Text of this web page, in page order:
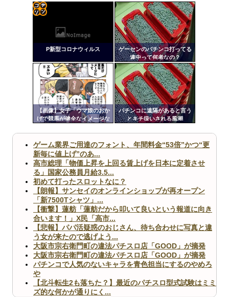
ますｗ」←これどうす...
【閲覧注意】俺が近くにいると機械が壊れるんだけどさ
【画像】ペプシコーラ社、「こういうのでいいんだよ」
な新商品を発売
Powered by livedoor 相互RSS
P新型コロナウィルス
ゲーセンのパチンコ打ってる
連中って何者なの？
【画像】女子「ウマ娘のおか
げで競馬が健全なイメージな
は？」
パチンコに遠隔があると言う
とキチ扱いされる風潮
定リ
ンク
自動
更新
ツー
ゲーム業界ご用達のフォント、年間料金“53倍”かつ“更
新毎に値上げ”のあ...
高市総理「物価上昇を上回る賃上げを日本に定着させ
る」国家公務員月給3.5...
初めて打ったスロットなに？
【朗報】サンセイのオンラインショップが再オープン
「新7500Tシャツ」...
【衝撃】蓮舫「蓮舫だから叩いて良いという報道に向き
合います！」X民「高市...
【悲報】パパ活疑惑のおじさん、待ち合わせに写真と違
う女が来たので逃げよう...
大阪市宗右衛門町の違法パチスロ店「GOOD」が摘発
大阪市宗右衛門町の違法パチスロ店「GOOD」が摘発
パチンコで人気のないキャラを青色担当にするのやめろ
や
【北斗転生2も落ちた？】最近のパチスロ型式試験はミミ
ズ的な何かが通りにく...